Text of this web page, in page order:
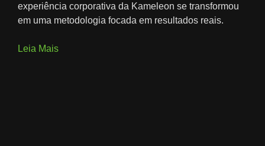
experiência corporativa da Kameleon se transformou
em uma metodologia focada em resultados reais.
Leia Mais